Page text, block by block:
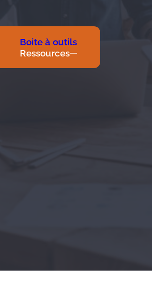
Boite à outils
Ressources